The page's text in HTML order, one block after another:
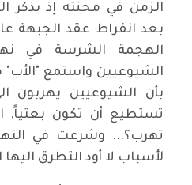
الهجمة الشرسة في
الشيوعيين واستمع "الأب"
بأن الشيوعيين يهربون
تستطيع أن تكون بعثياً,
تهرب؟... وشرعت في
لأسباب لا أود التطرق اليها